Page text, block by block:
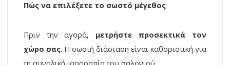
Πώς να επιλέξετε το σωστό μέγεθος
Πριν την αγορά, μετρήστε προσεκτικά τον
χώρο σας. Η σωστή διάσταση είναι καθοριστική για